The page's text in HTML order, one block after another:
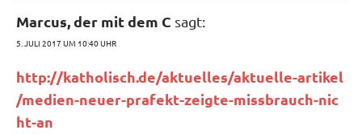
Marcus, der mit dem C sagt:
5. JULI 2017 UM 10:40 UHR
http://​katho​lisch​.de/​a​k​t​u​e​l​l​e​s​/​a​k​t​u​e​l​l​e​-​a​r​t​i​k​e​l​
/​m​e​d​i​e​n​-​n​e​u​e​r​-​p​r​a​f​e​k​t​-​z​e​i​g​t​e​-​m​i​s​s​b​r​a​u​c​h​-​n​i​c​
h​t​-an